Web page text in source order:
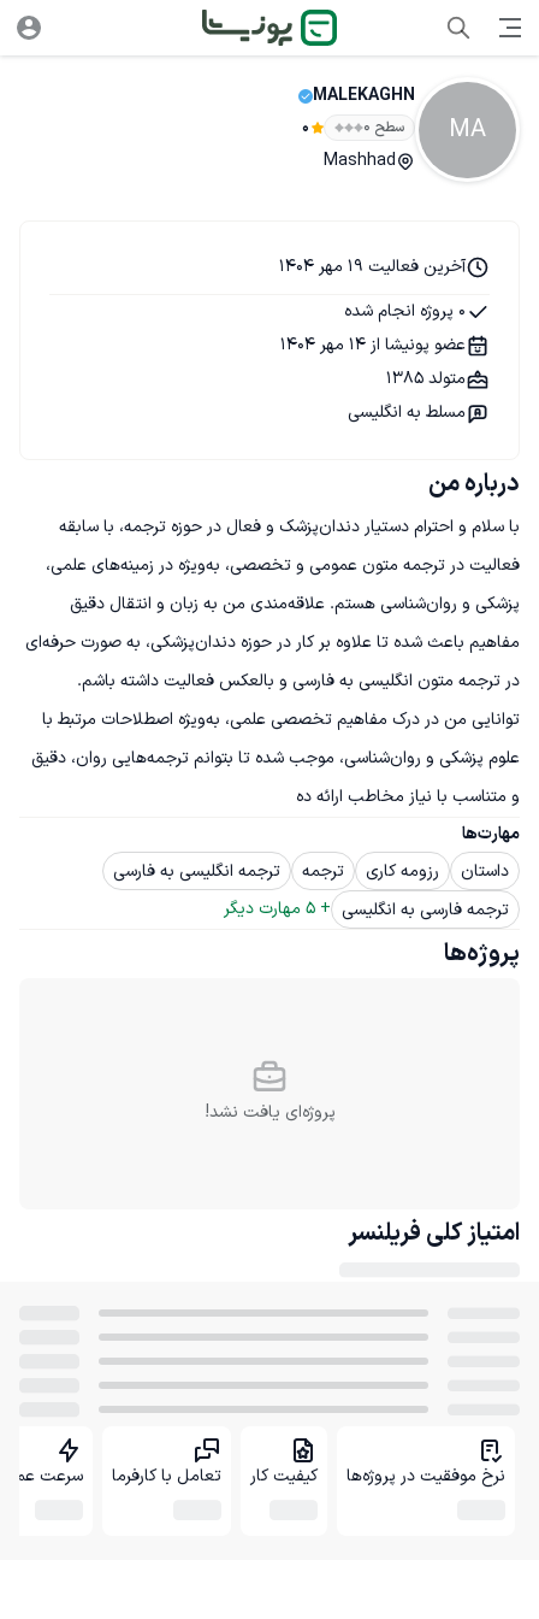
MA
MALEKAGHN
سطح ۰ 0
Mashhad
درباره من
با سلام و احترام دستیار دندان‌پزشک و فعال در حوزه ترجمه، با سابقه
فعالیت در ترجمه متون عمومی و تخصصی، به‌ویژه در زمینه‌های علمی،
پزشکی و روان‌شناسی هستم. علاقه‌مندی من به زبان و انتقال دقیق
مفاهیم باعث شده تا علاوه بر کار در حوزه دندان‌پزشکی، به صورت حرفه‌ای
توانایی من در درک مفاهیم تخصصی علمی، به‌ویژه اصطلاحات مرتبط با
علوم پزشکی و روان‌شناسی، موجب شده تا بتوانم ترجمه‌هایی روان، دقیق
و متناسب با نیاز مخاطب ارائه ده
مهارت‌ها
داستان
رزومه کاری ترجمه
ترجمه انگلیسی به فارسی
ترجمه فارسی به انگلیسی +
5 مهارت دیگر
آخرین فعالیت 19 مهر 1404
0 پروژه انجام شده
عضو پونیشا از 14 مهر 1404
متولد 1385
مسلط به انگلیسی
پروژه‌ها
پروژه‌ای یافت نشد!
امتیاز کلی فریلنسر
نرخ موفقیت در پروژه‌ها کیفیت کار تعامل با کارفرما سرعت عمل